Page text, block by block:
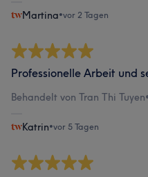
Martina•vor 2 Tagen
Professionelle Arbeit und
Behandelt von Tran Thi Tuyen•
Katrin•vor 5 Tagen